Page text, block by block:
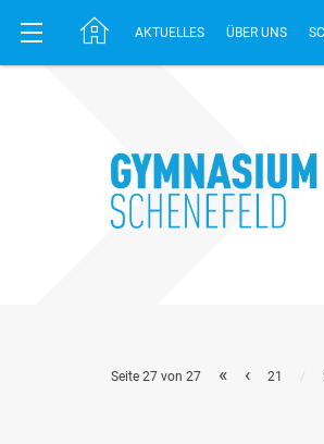
AKTUELLES ÜBER UNS
Seite 27 von 27 « ‹ 21 /